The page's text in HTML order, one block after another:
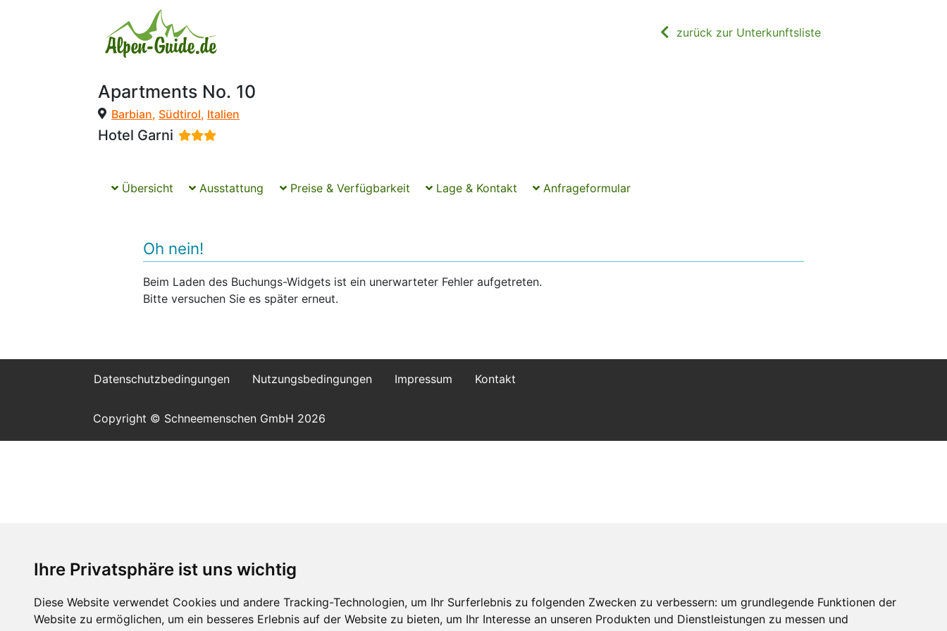
Ihre Privatsphäre ist uns wichtig
Diese Website verwendet Cookies und andere Tracking-Technologien, um Ihr Surferlebnis zu folgenden Zwecken zu verbessern: um grundlegende Funktionen der
Website zu ermöglichen, um ein besseres Erlebnis auf der Website zu bieten, um Ihr Interesse an unseren Produkten und Dienstleistungen zu messen und
zurück zur Unterkunftsliste
Apartments No. 10
Barbian, Südtirol, Italien
Hotel Garni
Übersicht Ausstattung Preise & Verfügbarkeit Lage & Kontakt Anfrageformular
Oh nein!
Beim Laden des Buchungs-Widgets ist ein unerwarteter Fehler aufgetreten.
Bitte versuchen Sie es später erneut.
Datenschutzbedingungen Nutzungsbedingungen Impressum Kontakt
Copyright © Schneemenschen GmbH 2026